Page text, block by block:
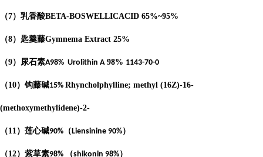
（7）乳香酸BETA-BOSWELLICACID 65%~95%
（8）匙羹藤Gymnema Extract 25%
（9）尿石素A98% Urolithin A98% 1143-70-0
（10）钩藤碱15% Rhyncholphylline; methyl (16Z)-16-
(methoxymethylidene)-2-
（11）莲心碱90% （Liensinine 90%）
（12）紫草素98% （shikonin 98%）